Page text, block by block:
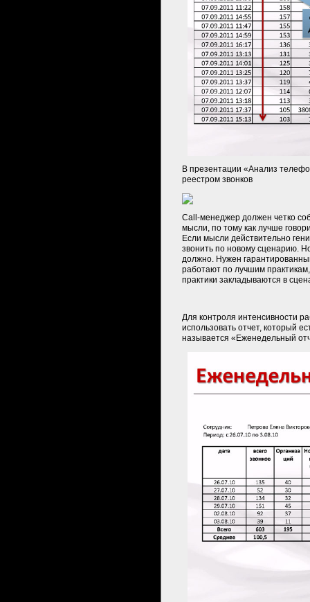
В презентации «Анализ
реестром звонков
Call-менеджер должен четко
мысли, по тому как лучше
Если мысли действительно
звонить по новому сценарию.
должно. Нужен
работают по лучшим
практики закладываются в
Для контроля интенсивности
использовать отчет, который
называется «Еженедельный